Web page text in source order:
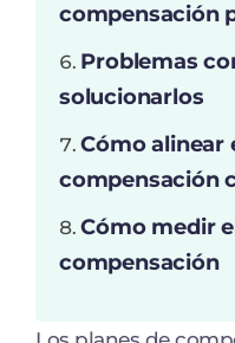
compensación
Problemas
solucionarlos
Cómo alinear
compensación
Cómo medir
compensación